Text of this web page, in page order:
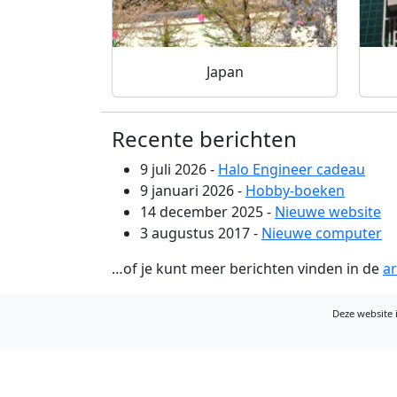
Japan
Recente berichten
9 juli 2026 - Halo Engineer cadeau
9 januari 2026 - Hobby-boeken
14 december 2025 - Nieuwe website
3 augustus 2017 - Nieuwe computer
…of je kunt meer berichten vinden in de
Deze